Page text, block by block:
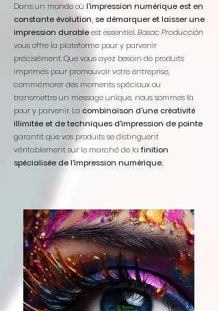
Dans un monde où l’impression numérique est en
constante évolution, se démarquer et laisser une
impression durableest essentiel.Basac Producción
vous offre la plateforme pour y parvenir
précisément. Que vous ayez besoin de produits
imprimés pour promouvoir votre entreprise,
commémorer des moments spéciaux ou
transmettre un message unique, nous sommes là
pour y parvenir. La combinaison d'une créativité
illimitée et de techniques d'impression de pointe
garantit que vos produits se distinguent
véritablement sur le marché de la finition
spécialisée de l'impression numérique.